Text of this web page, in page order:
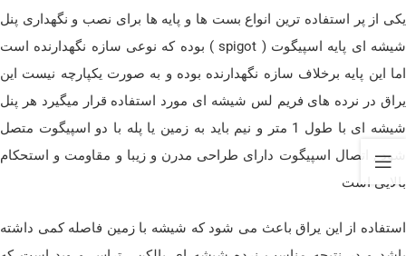
یکی از پر استفاده ترین انواع بست ها و پایه ها برای نصب و نگهداری پنل
شیشه ای پایه اسپیگوت ( spigot ) بوده که نوعی سازه نگهدارنده است
اما این پایه برخلاف سازه نگهدارنده بوده و به صورت یکپارچه نیست این
یراق در نرده های فریم لس شیشه ای مورد استفاده قرار میگیرد هر پنل
شیشه ای با طول 1 متر و نیم باید به زمین یا پله با دو اسپیگوت متصل
شود , اتصال اسپیگوت دارای طراحی مدرن و زیبا و مقاومت و استحکام
بالایی است
استفاده از این یراق باعث می شود که شیشه با زمین فاصله کمی داشته